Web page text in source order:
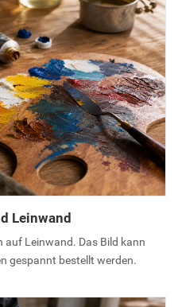
Leinwand
auf Leinwand. Das Bild kann
gespannt bestellt werden.